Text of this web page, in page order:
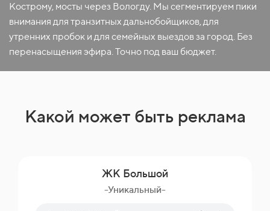
Кострому, мосты через Вологду. Мы сегментируем пики
внимания для транзитных дальнобойщиков, для
утренних пробок и для семейных выездов за город. Без
перенасыщения эфира. Точно под ваш бюджет.
Какой может быть реклама
ЖК Большой
-Уникальный-